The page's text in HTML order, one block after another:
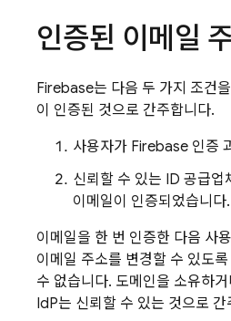
인증된 이메일
Firebase는 다음 두 가지 조건
이 인증된 것으로 간주합니다.
사용자가 Firebase 인증
신뢰할 수 있는 ID 공급업
이메일이 인증되었습니다.
이메일을 한 번 인증한 다음 사
이메일 주소를 변경할 수 있도
수 없습니다. 도메인을 소유하
IdP는 신뢰할 수 있는 것으로 간